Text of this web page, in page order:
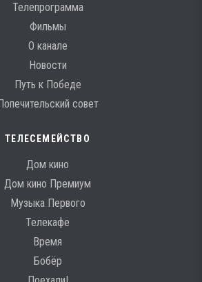
Телепрограмма
Фильмы
О канале
Новости
Путь к Победе
совет
ТЕЛЕСЕМЕЙСТВО
Дом кино
Дом кино Премиум
Музыка Первого
Телекафе
Время
Бобёр